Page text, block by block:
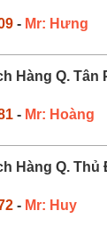
- Mr: Hưng
Hàng Q. Tân
- Mr: Hoàng
Hàng Q. Thủ
- Mr: Huy